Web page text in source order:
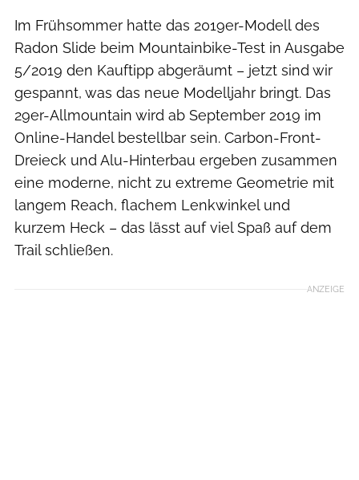
Im Frühsommer hatte das 2019er-Modell des
Radon Slide beim Mountainbike-Test in Ausgabe
5/2019 den Kauftipp abgeräumt – jetzt sind wir
gespannt, was das neue Modelljahr bringt. Das
29er-Allmountain wird ab September 2019 im
Online-Handel bestellbar sein. Carbon-Front-
Dreieck und Alu-Hinterbau ergeben zusammen
eine moderne, nicht zu extreme Geometrie mit
langem Reach, flachem Lenkwinkel und
kurzem Heck – das lässt auf viel Spaß auf dem
Trail schließen.
ANZEIGE